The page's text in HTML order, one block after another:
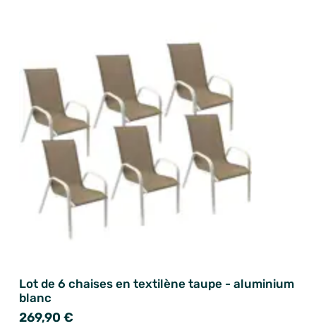
Lot de 6 chaises en textilène taupe - aluminium
blanc
269,90 €